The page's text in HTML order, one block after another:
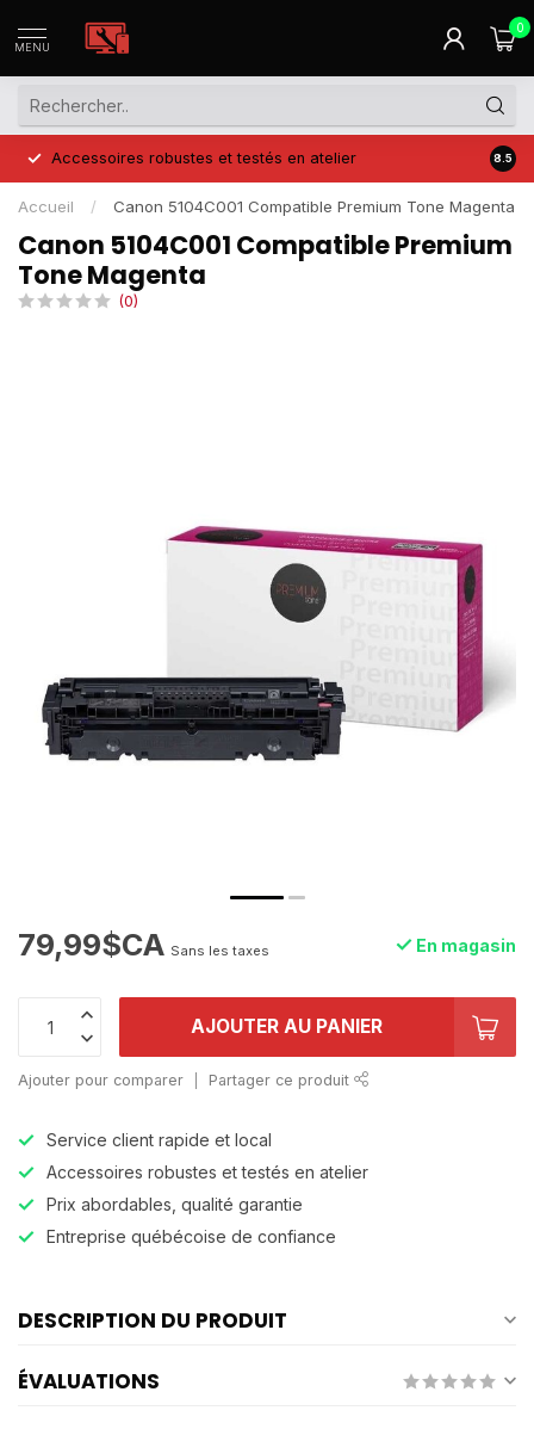
MENU
0
Accessoires robustes et testés en atelier Prix
8.5
Accueil / Canon 5104C001 Compatible Premium Tone Magenta
Canon 5104C001 Compatible Premium
Tone Magenta
(0)
79,99$CA Sans les taxes En magasin
AJOUTER AU PANIER
Ajouter pour comparer Partager ce produit
Service client rapide et local
Accessoires robustes et testés en atelier
Prix abordables, qualité garantie
Entreprise québécoise de confiance
DESCRIPTION DU PRODUIT
ÉVALUATIONS